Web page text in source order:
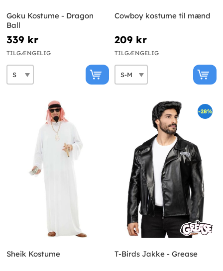
Goku Kostume - Dragon
Ball
339 kr
TILGÆNGELIG
Cowboy kostume til mænd
209 kr
TILGÆNGELIG
Sheik Kostume
-28%
T-Birds Jakke - Grease